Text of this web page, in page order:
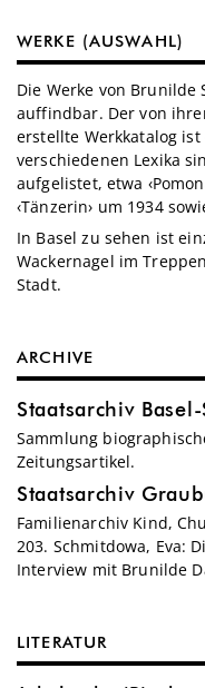
WERKE (AUSWAHL)
Die Werke von
auffindbar. Der von
erstellte Werkkatalog
verschiedenen Lexika
aufgelistet, etwa
‹Tänzerin› um 1934
In Basel zu sehen ist
Wackernagel im
Stadt.
ARCHIVE
Staatsarchiv Basel-
Sammlung
Zeitungsartikel.
Staatsarchiv
Familienarchiv Kind,
203. Schmitdowa, Eva:
Interview mit Brunilde
LITERATUR